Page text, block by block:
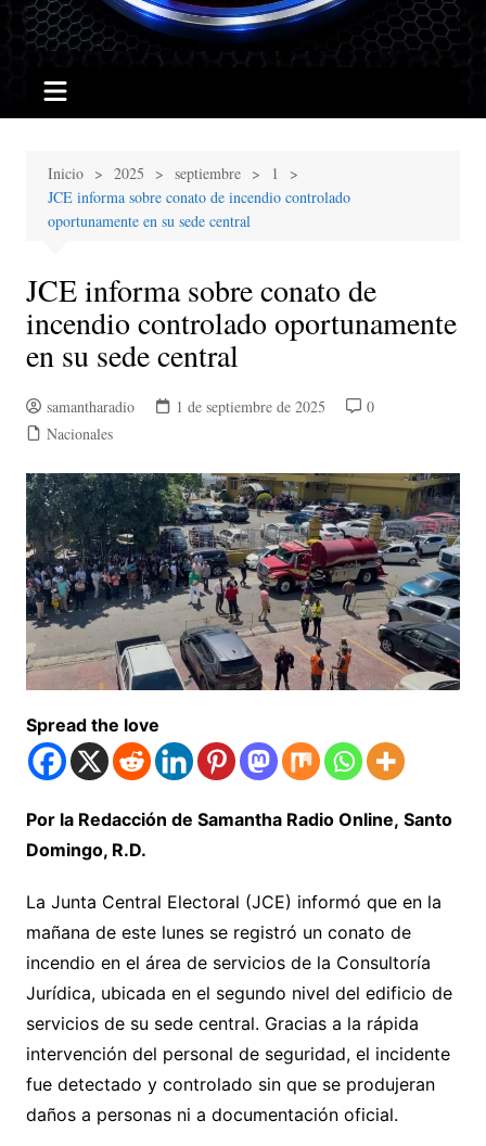
Inicio 2025 septiembre
1
JCE informa sobre conato de incendio controlado
oportunamente en su sede central
JCE informa sobre conato de
incendio controlado oportunamente
en su sede central
samantharadio 1 de septiembre de 2025
0
Nacionales
Spread the love
Por la Redacción de Samantha Radio Online, Santo
Domingo, R.D.
La Junta Central Electoral (JCE) informó que en la
mañana de este lunes se registró un conato de
incendio en el área de servicios de la Consultoría
Jurídica, ubicada en el segundo nivel del edificio de
servicios de su sede central. Gracias a la rápida
intervención del personal de seguridad, el incidente
fue detectado y controlado sin que se produjeran
daños a personas ni a documentación oficial.